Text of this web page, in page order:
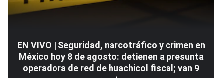
EN VIVO | Seguridad, narcotráfico y crimen en
México hoy 8 de agosto: detienen a presunta
operadora de red de huachicol fiscal; van 9